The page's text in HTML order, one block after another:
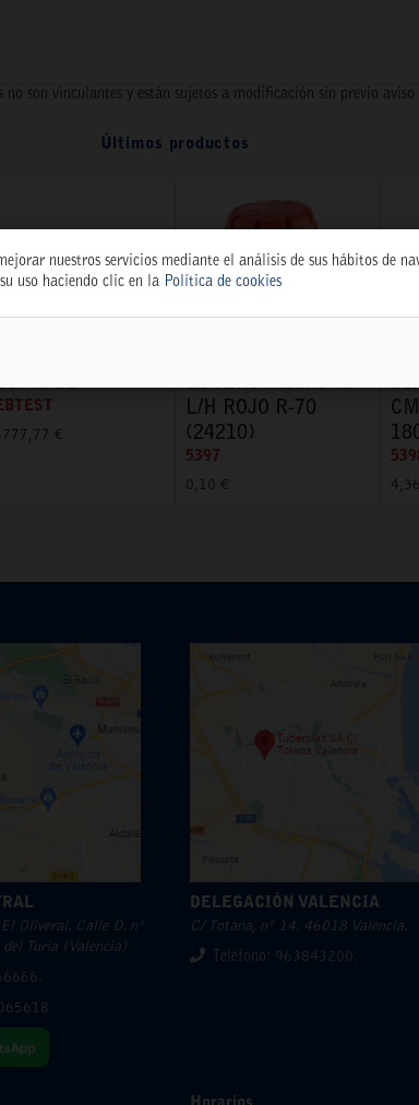
son vinculantes y están sujetos a modificación sin previo aviso
Últimos productos
WEB
€
GOTERO REG. 0-70
L/H ROJO R-70
(24210)
5397
0,10 €
Oliveral. Calle D. nº
Turia (Valencia)
DELEGACIÓN VALENCIA
C/ Totana, nº 14. 46018 Valencia.
Teléfono: 963843200.
nuestros servicios mediante el análisis de sus hábitos de
uso haciendo clic en la Política de cookies